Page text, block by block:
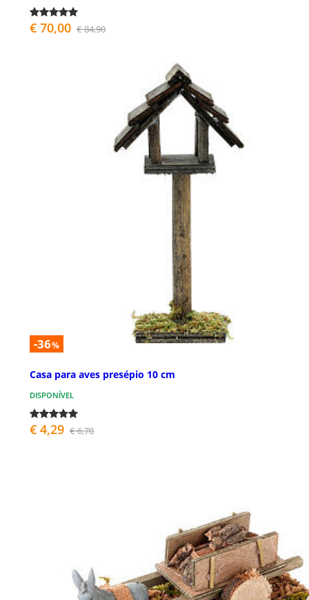
€ 70,00 € 84,90
-36%
Casa para aves presépio 10 cm
DISPONÍVEL
€ 4,29 € 6,70